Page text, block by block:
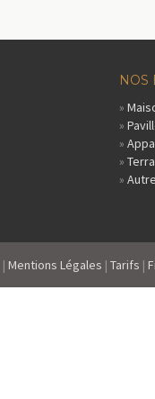
NOS
»
»
»
»
»
| Mentions Légales | Tarifs |